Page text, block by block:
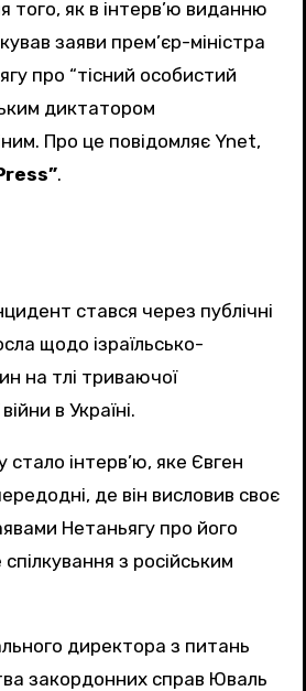
того, як в інтерв’ю виданню
заяви прем’єр-міністра
про “тісний особистий
диктатором
Про це повідомляє Ynet,
.
стався через публічні
щодо ізраїльсько-
на тлі триваючої
в Україні.
інтерв’ю, яке Євген
де він висловив своє
Нетаньягу про його
з російським
директора з питань
закордонних справ Юваль